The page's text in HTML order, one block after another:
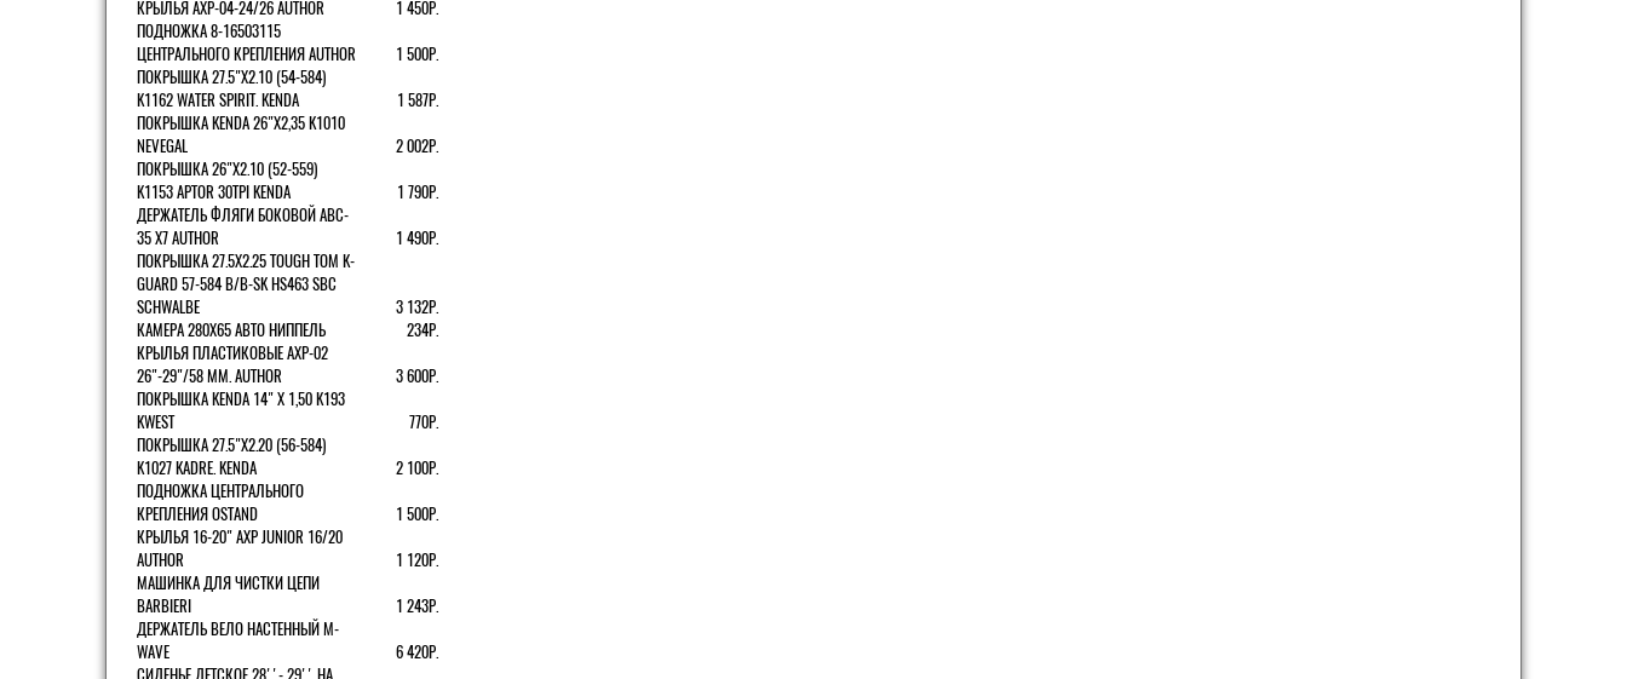
КРЫЛЬЯ AXP-04-24/26 AUTHOR
1 450Р.
ПОДНОЖКА 8-16503115
ЦЕНТРАЛЬНОГО КРЕПЛЕНИЯ AUTHOR
1 500Р.
ПОКРЫШКА 27.5"Х2.10 (54-584)
K1162 WATER SPIRIT. KENDA
1 587Р.
ПОКРЫШКА KENDA 26"Х2,35 K1010
NEVEGAL
2 002Р.
ПОКРЫШКА 26"Х2.10 (52-559)
K1153 APTOR 30TPI KENDA
1 790Р.
ДЕРЖАТЕЛЬ ФЛЯГИ БОКОВОЙ ABC-
35 X7 AUTHOR
1 490Р.
ПОКРЫШКА 27.5X2.25 TOUGH TOM K-
GUARD 57-584 B/B-SK HS463 SBC
SCHWALBE
3 132Р.
КАМЕРА 280Х65 АВТО НИППЕЛЬ
234Р.
КРЫЛЬЯ ПЛАСТИКОВЫЕ AXP-02
26"-29"/58 ММ. AUTHOR
3 600Р.
ПОКРЫШКА KENDA 14" Х 1,50 K193
KWEST
770Р.
ПОКРЫШКА 27.5"Х2.20 (56-584)
K1027 KADRE. KENDA
2 100Р.
ПОДНОЖКА ЦЕНТРАЛЬНОГО
КРЕПЛЕНИЯ OSTAND
1 500Р.
КРЫЛЬЯ 16-20" AXP JUNIOR 16/20
AUTHOR
1 120Р.
МАШИНКА ДЛЯ ЧИСТКИ ЦЕПИ
BARBIERI
1 243Р.
ДЕРЖАТЕЛЬ ВЕЛО НАСТЕННЫЙ M-
WAVE
6 420Р.